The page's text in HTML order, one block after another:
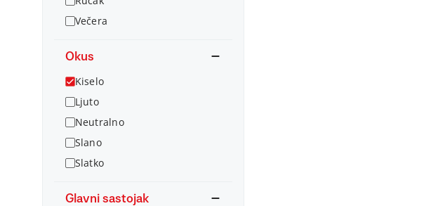
Večera
Okus
Kiselo
Ljuto
Neutralno
Slano
Slatko
Glavni sastojak